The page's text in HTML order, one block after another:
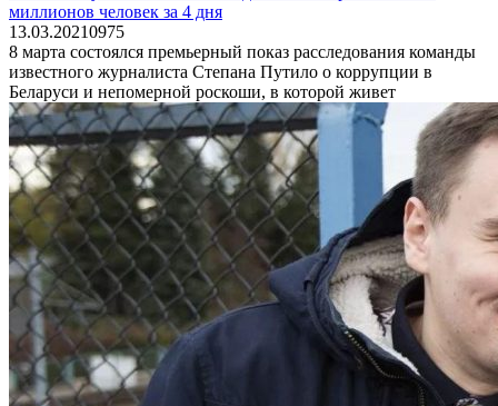
миллионов человек за 4 дня
13.03.20210975
8 марта состоялся премьерный показ расследования команды
известного журналиста Степана Путило о коррупции в
Беларуси и непомерной роскоши, в которой живет